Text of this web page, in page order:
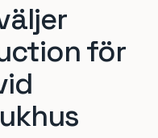
för